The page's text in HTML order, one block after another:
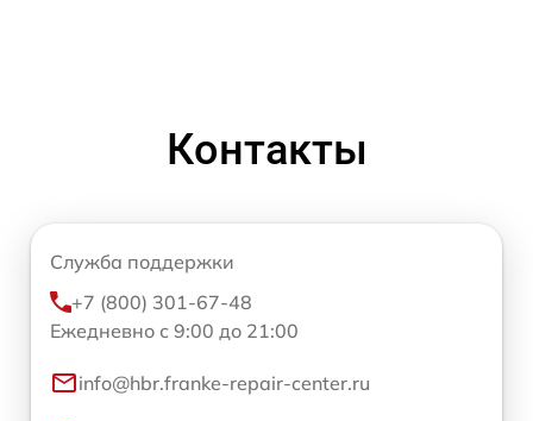
Контакты
Служба поддержки
+7 (800) 301-67-48
Ежедневно с 9:00 до 21:00
info@hbr.franke-repair-center.ru